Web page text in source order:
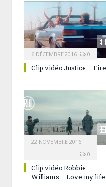
6 DÉCEMBRE 2016 0
Clip vidéo Justice – Fire
22 NOVEMBRE 2016
0
Clip vidéo Robbie
Williams – Love my life